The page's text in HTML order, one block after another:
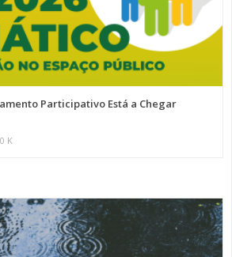
Participativo Está a Chegar
0 K